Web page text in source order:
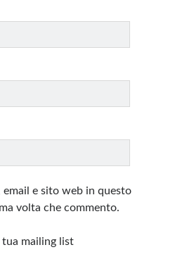
email e sito web in questo
volta che commento.
tua mailing list